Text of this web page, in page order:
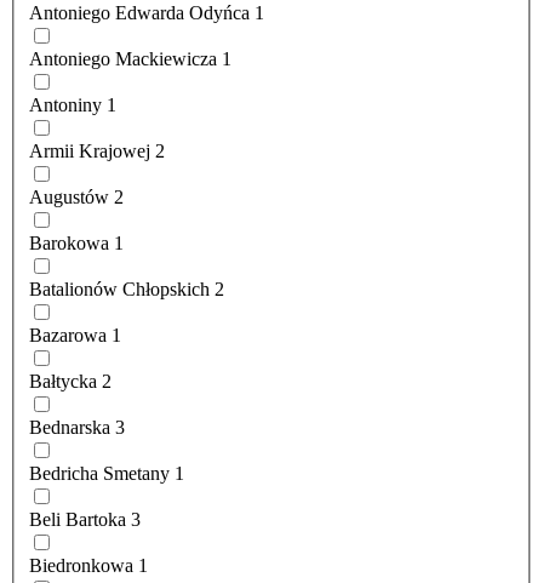
Antoniego Edwarda Odyńca 1
Antoniego Mackiewicza 1
Antoniny 1
Armii Krajowej 2
Augustów 2
Barokowa 1
Batalionów Chłopskich 2
Bazarowa 1
Bałtycka 2
Bednarska 3
Bedricha Smetany 1
Beli Bartoka 3
Biedronkowa 1